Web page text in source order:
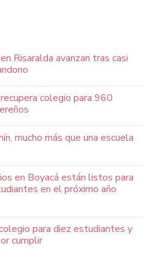
Risaralda avanzan tras casi
colegio para 960
mucho más que una escuela
en Boyacá están listos para
en el próximo año
para diez estudiantes y
cumplir